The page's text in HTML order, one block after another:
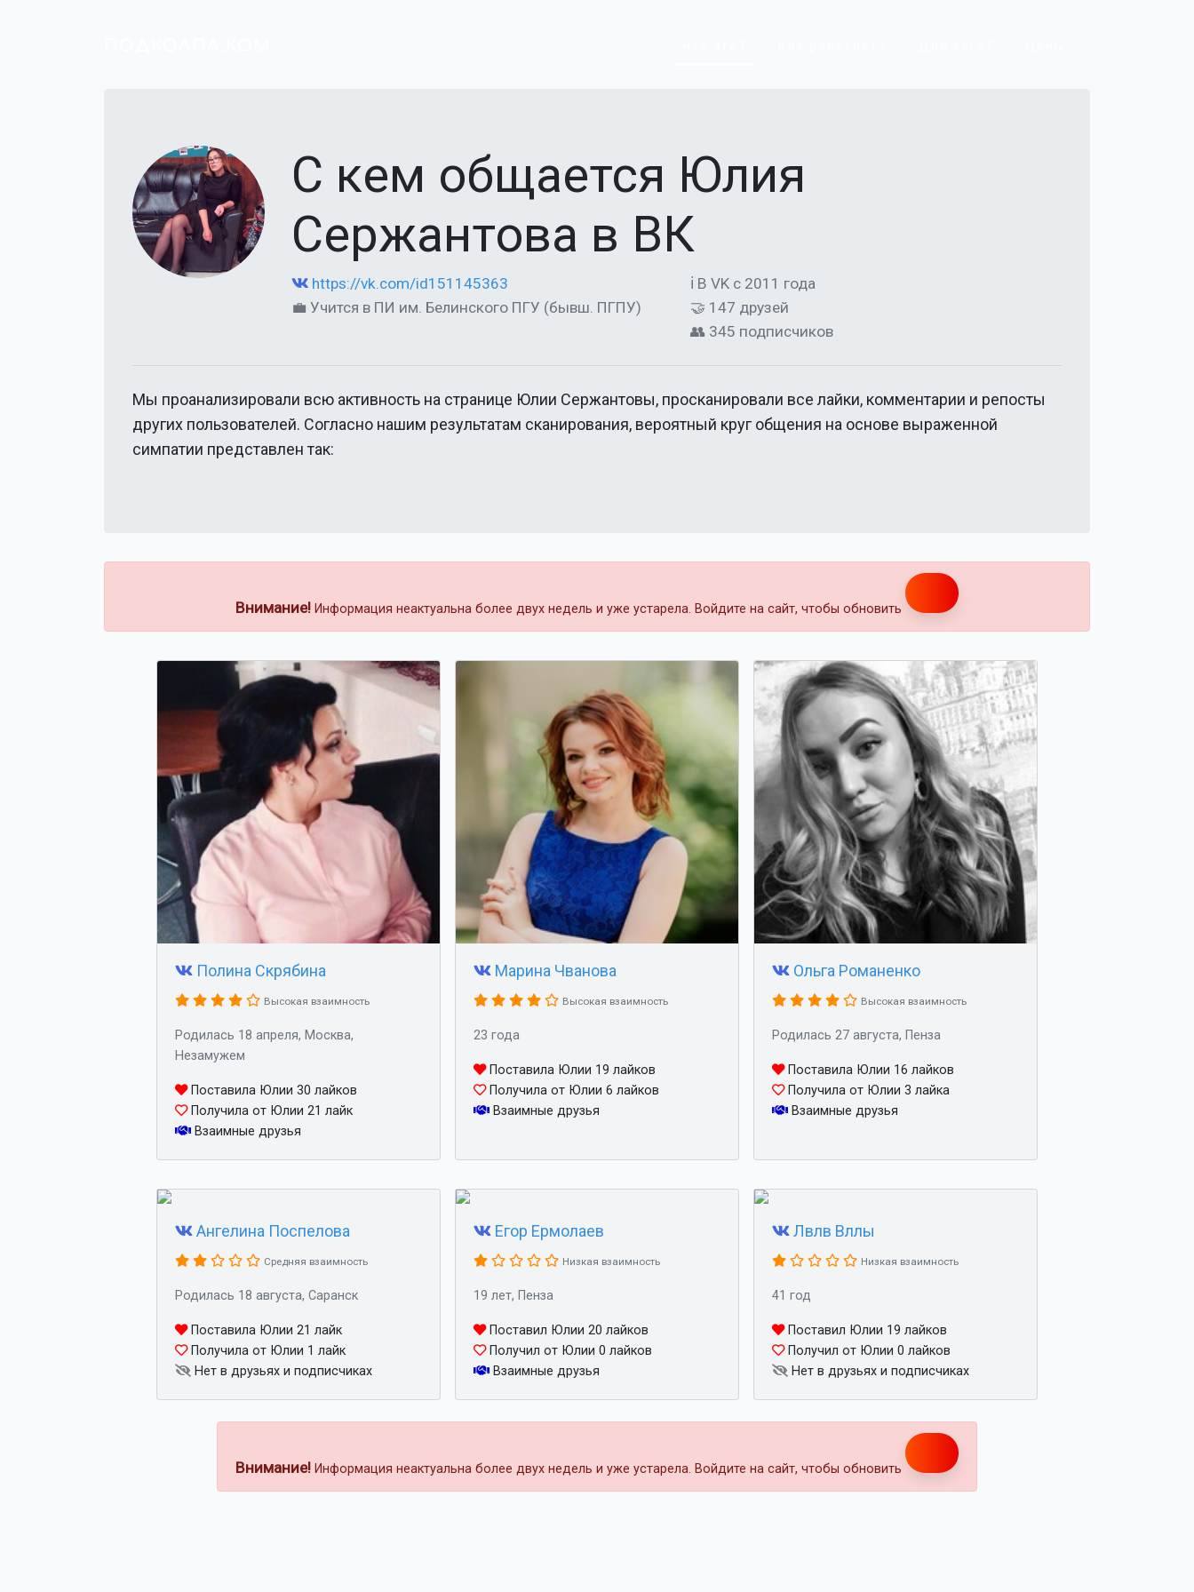
С кем общается Юлия
Сержантова в ВК
https://vk.com/id151145363
💼 Учится в ПИ им. Белинского ПГУ (бывш. ПГПУ)
ℹ В VK с 2011 года
🤝 147 друзей
👥 345 подписчиков
Мы проанализировали всю активность на странице Юлии Сержантовы, просканировали все лайки, комментарии и репосты
других пользователей. Согласно нашим результатам сканирования, вероятный круг общения на основе выраженной
симпатии представлен так:
Внимание! Информация неактуальна более двух недель и уже устарела. Войдите на сайт, чтобы обновить
Полина Скрябина
Высокая взаимность
Родилась 18 апреля, Москва,
Незамужем
Поставила Юлии 30 лайков
Получила от Юлии 21 лайк
Взаимные друзья
Марина Чванова
Высокая взаимность
23 года
Поставила Юлии 19 лайков
Получила от Юлии 6 лайков
Взаимные друзья
Ольга Романенко
Высокая взаимность
Родилась 27 августа, Пенза
Поставила Юлии 16 лайков
Получила от Юлии 3 лайка
Взаимные друзья
Ангелина Поспелова
Средняя взаимность
Родилась 18 августа, Саранск
Поставила Юлии 21 лайк
Получила от Юлии 1 лайк
Нет в друзьях и подписчиках
Егор Ермолаев
Низкая взаимность
19 лет, Пенза
Поставил Юлии 20 лайков
Получил от Юлии 0 лайков
Взаимные друзья
Лвлв Вллы
Низкая взаимность
41 год
Поставил Юлии 19 лайков
Получил от Юлии 0 лайков
Нет в друзьях и подписчиках
Внимание! Информация неактуальна более двух недель и уже устарела. Войдите на сайт, чтобы обновить